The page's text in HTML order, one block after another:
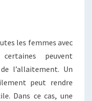
les femmes avec
peuvent
l’allaitement. Un
peut rendre
Dans ce cas, une